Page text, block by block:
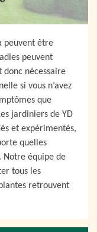
peuvent être
peuvent
donc nécessaire
si vous n’avez
que
jardiniers de YD
et expérimentés,
quelles
Notre équipe de
tous les
retrouvent